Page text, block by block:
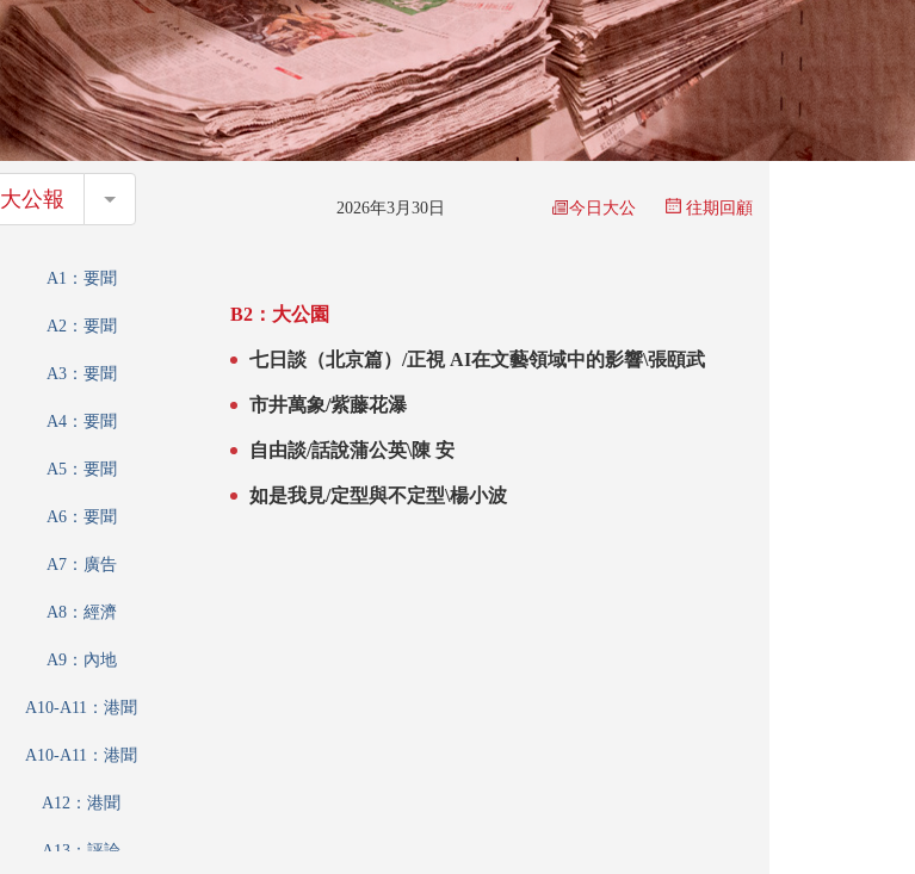
大公報 大公報 2026年3月30日 今日大公 往期回顧
A1：要聞
A2：要聞
A3：要聞
A4：要聞
A5：要聞
A6：要聞
A7：廣告
A8：經濟
A9：內地
A10-A11：港聞
A10-A11：港聞
A12：港聞
A13：評論
B2：大公園
七日談（北京篇）/正視 AI在文藝領域中的影響\張頤武
市井萬象/紫藤花瀑
自由談/話說蒲公英\陳 安
如是我見/定型與不定型\楊小波